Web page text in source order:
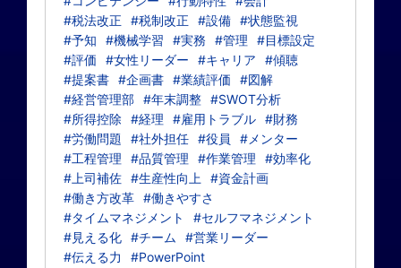
#税法改正
#税制改正 #設備 #状態監視
#予知
#機械学習 #実務 #管理
#目標設定
#評価
#女性リーダー #キャリア
#傾聴
#提案書 #企画書 #業績評価
#図解
#経営管理部 #年末調整 #SWOT分析
#所得控除
#経理 #雇用トラブル #財務
#労働問題
#社外担任 #役員
#メンター
#工程管理
#品質管理 #作業管理
#効率化
#上司補佐 #生産性向上
#資金計画
#働き方改革 #働きやすさ
#タイムマネジメント
#セルフマネジメント
#見える化 #チーム
#営業リーダー
#伝える力
#PowerPoint